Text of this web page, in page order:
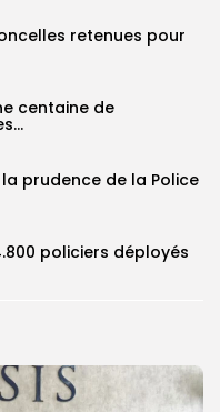
retenues pour
centaine de
prudence de la Police
policiers déployés